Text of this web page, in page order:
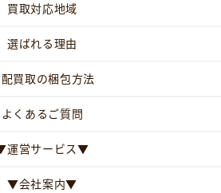
買取対応地域
選ばれる理由
買取の梱包方法
よくあるご質問
運営サービス▼
▼会社案内▼